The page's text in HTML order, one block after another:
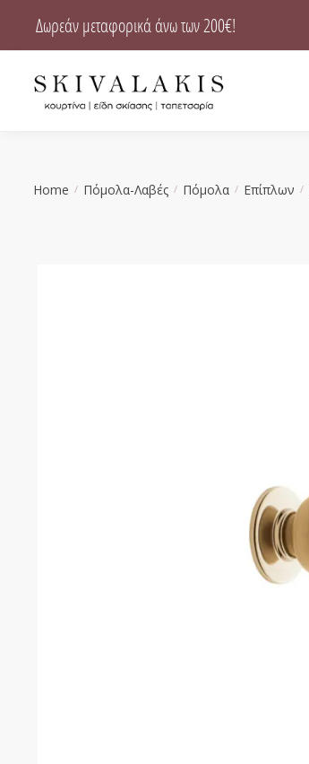
navigation
content
Δωρεάν μεταφορικά άνω των 200€!
Home / Πόμολα-Λαβές / Πόμολα / Επίπλων /